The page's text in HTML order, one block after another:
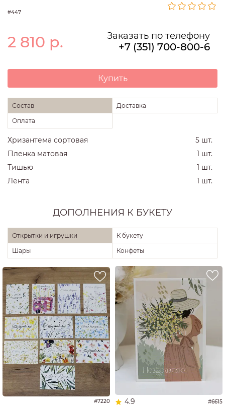
#447
2 810 р. Заказать по телефону
+7 (351) 700-800-6
Купить
Состав
Доставка
Оплата
Хризантема сортовая
5 шт.
Пленка матовая
1 шт.
Тишью
1 шт.
Лента
1 шт.
ДОПОЛНЕНИЯ К БУКЕТУ
Открытки и игрушки
К букету
Шары
Конфеты
#7220 4.9 #6615